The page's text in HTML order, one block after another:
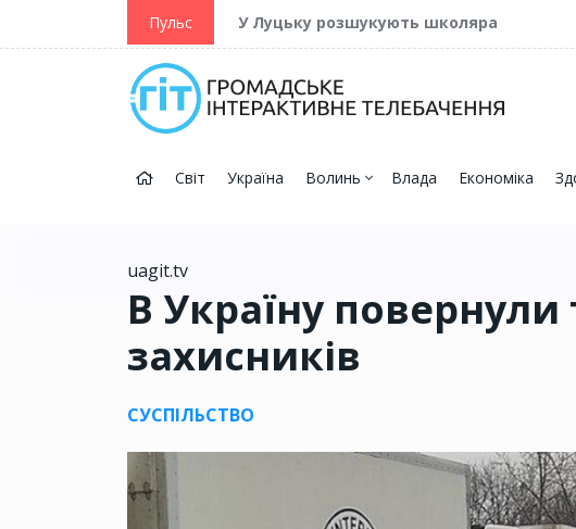
Пульс У Луцьку розшукують школяра
Світ Україна Волинь Влада Економіка
uagit.tv
В Україну повернули
захисників
СУСПІЛЬСТВО